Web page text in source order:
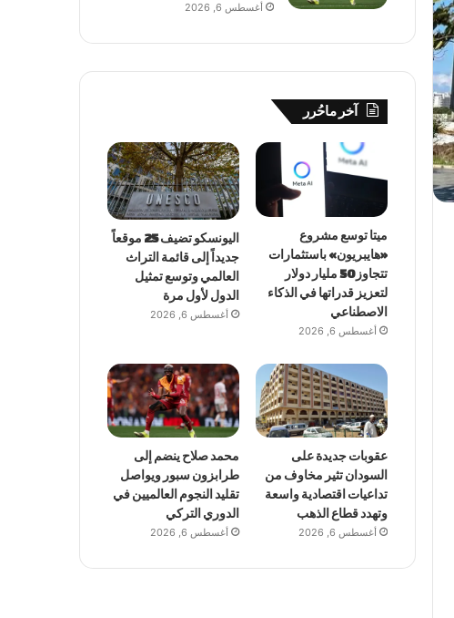
أغسطس 6, 2026
آخر ماحُرر
ميتا توسع مشروع
«هايبريون» باستثمارات
تتجاوز 50 مليار دولار
لتعزيز قدراتها في الذكاء
الاصطناعي
أغسطس 6, 2026
اليونسكو تضيف 25 موقعاً
جديداً إلى قائمة التراث
العالمي وتوسع تمثيل
الدول لأول مرة
أغسطس 6, 2026
عقوبات جديدة على
السودان تثير مخاوف من
تداعيات اقتصادية واسعة
وتهدد قطاع الذهب
أغسطس 6, 2026
محمد صلاح ينضم إلى
طرابزون سبور ويواصل
تقليد النجوم العالميين في
الدوري التركي
أغسطس 6, 2026